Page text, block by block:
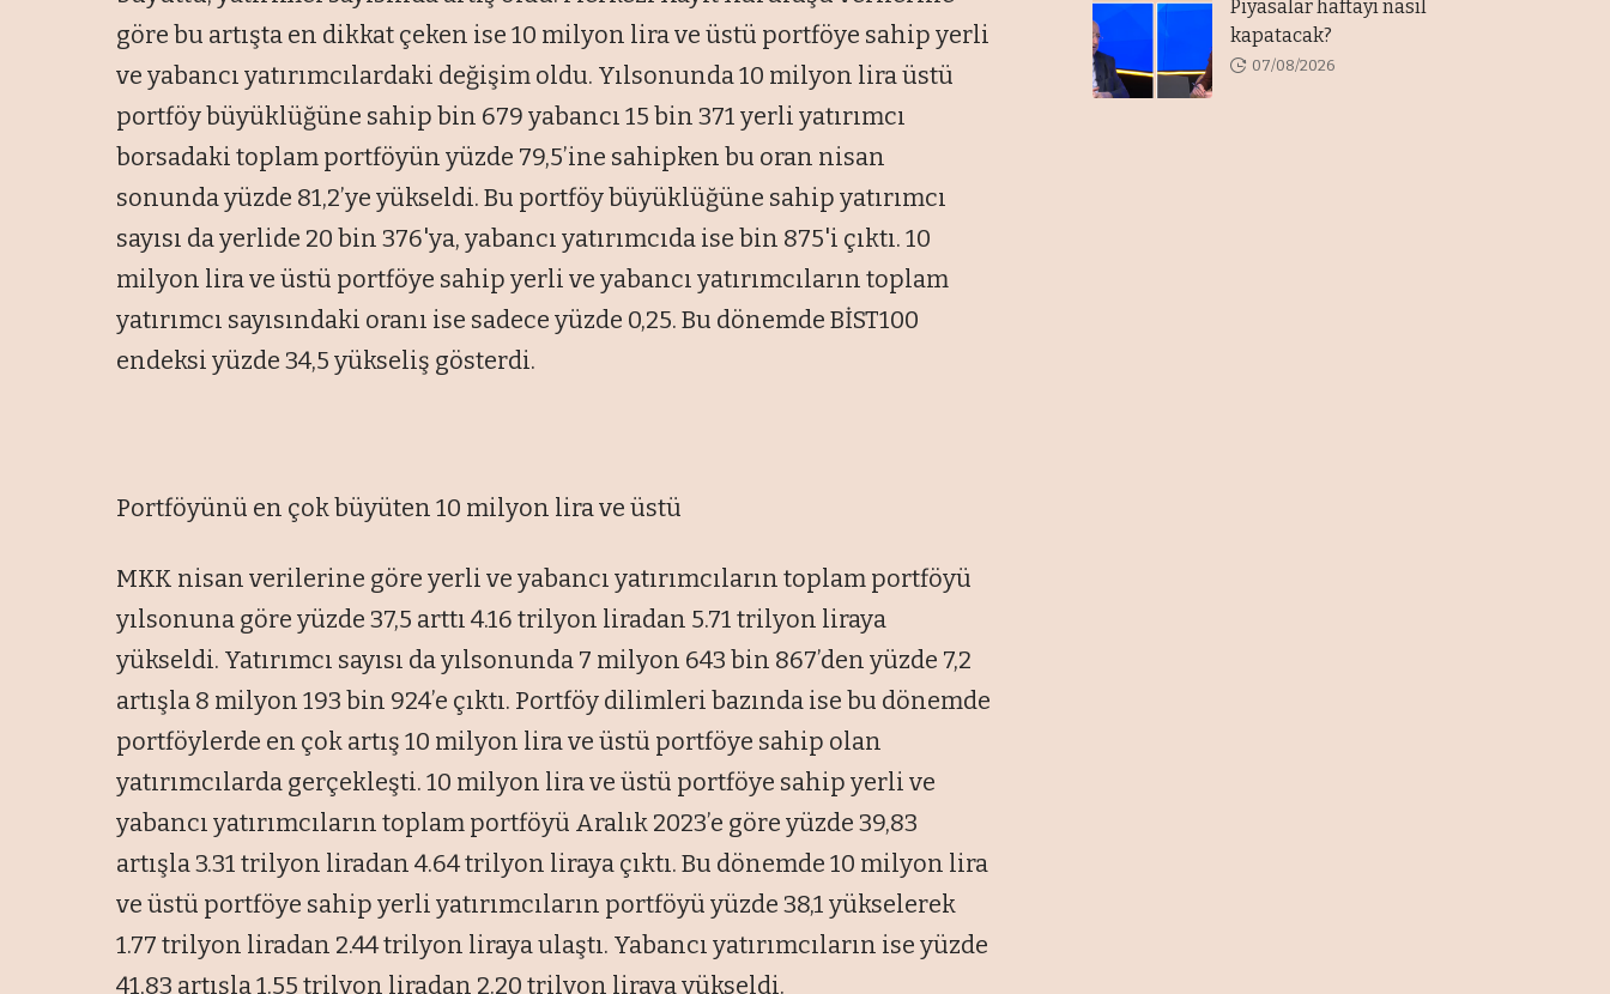
göre bu artışta en dikkat çeken ise 10 milyon lira ve üstü portföye sahip yerli
ve yabancı yatırımcılardaki değişim oldu. Yılsonunda 10 milyon lira üstü
portföy büyüklüğüne sahip bin 679 yabancı 15 bin 371 yerli yatırımcı
borsadaki toplam portföyün yüzde 79,5’ine sahipken bu oran nisan
sonunda yüzde 81,2’ye yükseldi. Bu portföy büyüklüğüne sahip yatırımcı
sayısı da yerlide 20 bin 376'ya, yabancı yatırımcıda ise bin 875'i çıktı. 10
milyon lira ve üstü portföye sahip yerli ve yabancı yatırımcıların toplam
yatırımcı sayısındaki oranı ise sadece yüzde 0,25. Bu dönemde BİST100
endeksi yüzde 34,5 yükseliş gösterdi.
Portföyünü en çok büyüten 10 milyon lira ve üstü
MKK nisan verilerine göre yerli ve yabancı yatırımcıların toplam portföyü
yılsonuna göre yüzde 37,5 arttı 4.16 trilyon liradan 5.71 trilyon liraya
yükseldi. Yatırımcı sayısı da yılsonunda 7 milyon 643 bin 867’den yüzde 7,2
artışla 8 milyon 193 bin 924’e çıktı. Portföy dilimleri bazında ise bu dönemde
portföylerde en çok artış 10 milyon lira ve üstü portföye sahip olan
yatırımcılarda gerçekleşti. 10 milyon lira ve üstü portföye sahip yerli ve
yabancı yatırımcıların toplam portföyü Aralık 2023’e göre yüzde 39,83
artışla 3.31 trilyon liradan 4.64 trilyon liraya çıktı. Bu dönemde 10 milyon lira
ve üstü portföye sahip yerli yatırımcıların portföyü yüzde 38,1 yükselerek
1.77 trilyon liradan 2.44 trilyon liraya ulaştı. Yabancı yatırımcıların ise yüzde
41,83 artışla 1.55 trilyon liradan 2.20 trilyon liraya yükseldi.
Piyasalar haftayı nasıl
kapatacak?
07/08/2026